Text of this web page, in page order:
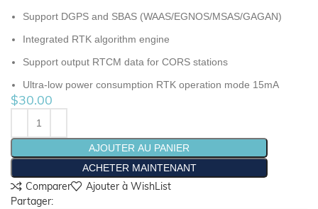
Support DGPS and SBAS (WAAS/EGNOS/MSAS/GAGAN)
Integrated RTK algorithm engine
Support output RTCM data for CORS stations
Ultra-low power consumption RTK operation mode 15mA
$30.00
AJOUTER AU PANIER
ACHETER MAINTENANT
Comparer
Ajouter à WishList
Partager: